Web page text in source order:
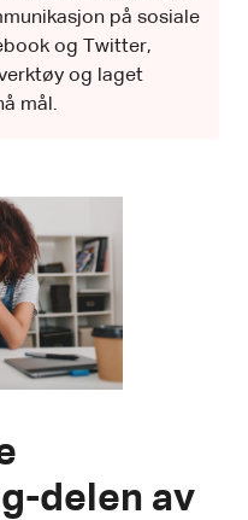
på sosiale
og Twitter,
og laget
mål.
delen av